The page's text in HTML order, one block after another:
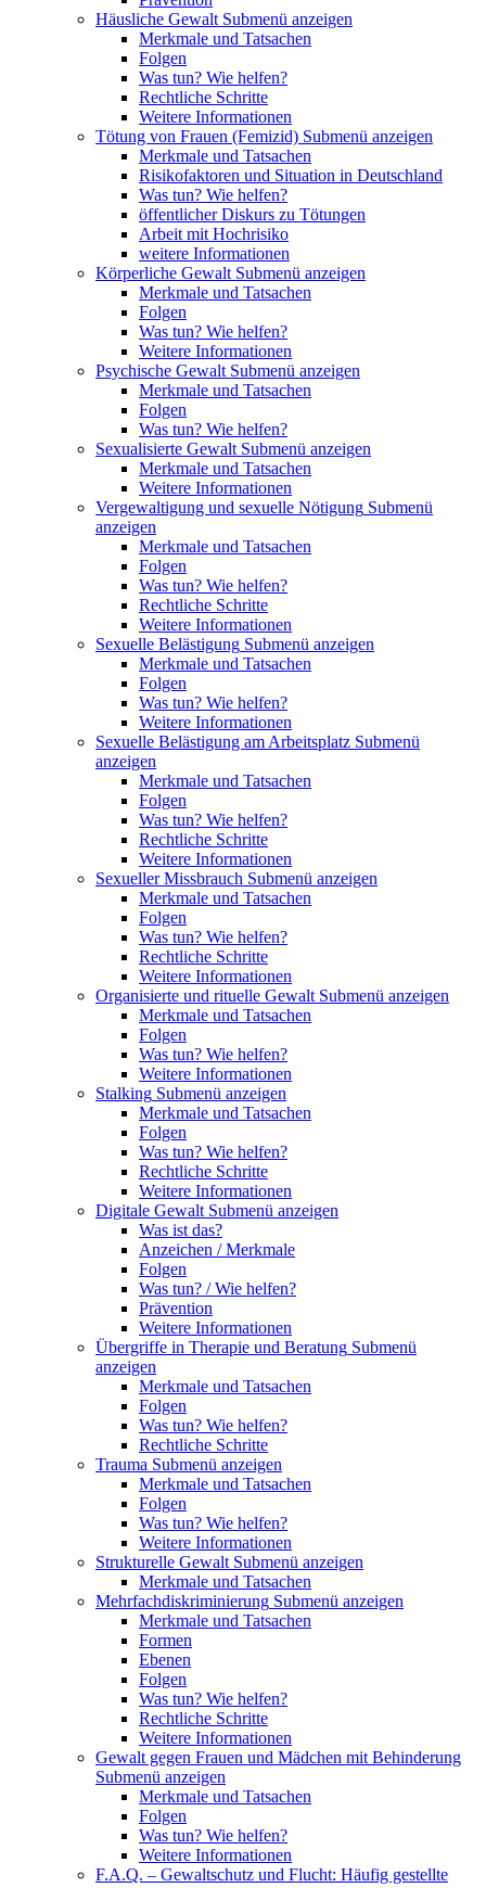
Häusliche Gewalt Submenü anzeigen
Merkmale und Tatsachen
Folgen
Was tun? Wie helfen?
Rechtliche Schritte
Weitere Informationen
Tötung von Frauen (Femizid) Submenü anzeigen
Merkmale und Tatsachen
Risikofaktoren und Situation in Deutschland
Was tun? Wie helfen?
öffentlicher Diskurs zu Tötungen
Arbeit mit Hochrisiko
weitere Informationen
Körperliche Gewalt Submenü anzeigen
Merkmale und Tatsachen
Folgen
Was tun? Wie helfen?
Weitere Informationen
Psychische Gewalt Submenü anzeigen
Merkmale und Tatsachen
Folgen
Was tun? Wie helfen?
Sexualisierte Gewalt Submenü anzeigen
Merkmale und Tatsachen
Weitere Informationen
Vergewaltigung und sexuelle Nötigung Submenü
anzeigen
Merkmale und Tatsachen
Folgen
Was tun? Wie helfen?
Rechtliche Schritte
Weitere Informationen
Sexuelle Belästigung Submenü anzeigen
Merkmale und Tatsachen
Folgen
Was tun? Wie helfen?
Weitere Informationen
Sexuelle Belästigung am Arbeitsplatz Submenü
anzeigen
Merkmale und Tatsachen
Folgen
Was tun? Wie helfen?
Rechtliche Schritte
Weitere Informationen
Sexueller Missbrauch Submenü anzeigen
Merkmale und Tatsachen
Folgen
Was tun? Wie helfen?
Rechtliche Schritte
Weitere Informationen
Organisierte und rituelle Gewalt Submenü anzeigen
Merkmale und Tatsachen
Folgen
Was tun? Wie helfen?
Weitere Informationen
Stalking Submenü anzeigen
Merkmale und Tatsachen
Folgen
Was tun? Wie helfen?
Rechtliche Schritte
Weitere Informationen
Digitale Gewalt Submenü anzeigen
Was ist das?
Anzeichen / Merkmale
Folgen
Was tun? / Wie helfen?
Prävention
Weitere Informationen
Übergriffe in Therapie und Beratung Submenü
anzeigen
Merkmale und Tatsachen
Folgen
Was tun? Wie helfen?
Rechtliche Schritte
Trauma Submenü anzeigen
Merkmale und Tatsachen
Folgen
Was tun? Wie helfen?
Weitere Informationen
Strukturelle Gewalt Submenü anzeigen
Merkmale und Tatsachen
Mehrfachdiskriminierung Submenü anzeigen
Merkmale und Tatsachen
Formen
Ebenen
Folgen
Was tun? Wie helfen?
Rechtliche Schritte
Weitere Informationen
Gewalt gegen Frauen und Mädchen mit Behinderung
Submenü anzeigen
Merkmale und Tatsachen
Folgen
Was tun? Wie helfen?
Weitere Informationen
F.A.Q. – Gewaltschutz und Flucht: Häufig gestellte